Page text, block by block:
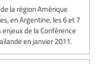
la région Amérique
en Argentine, les 6 et 7
de la Conférence
en janvier 2011.